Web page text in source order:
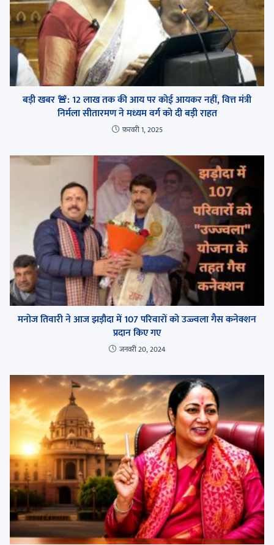
बड़ी खबर 🚨: 12 लाख तक की आय पर कोई आयकर नहीं, वित्त मंत्री
निर्मला सीतारमण ने मध्यम वर्ग को दी बड़ी राहत
फ़रवरी 1, 2025
मनोज तिवारी ने आज झड़ौदा में 107 परिवारों को उज्ज्वला गैस कनेक्शन
प्रदान किए गए
जनवरी 20, 2024